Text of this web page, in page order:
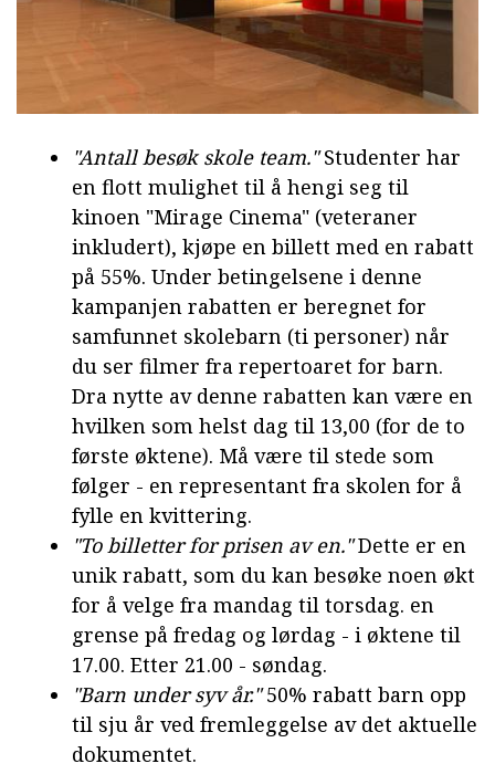
"Antall besøk skole team."Studenter har
en flott mulighet til å hengi seg til
kinoen "Mirage Cinema" (veteraner
inkludert), kjøpe en billett med en rabatt
på 55%. Under betingelsene i denne
kampanjen rabatten er beregnet for
samfunnet skolebarn (ti personer) når
du ser filmer fra repertoaret for barn.
Dra nytte av denne rabatten kan være en
hvilken som helst dag til 13,00 (for de to
første øktene). Må være til stede som
følger - en representant fra skolen for å
fylle en kvittering.
"To billetter for prisen av en."Dette er en
unik rabatt, som du kan besøke noen økt
for å velge fra mandag til torsdag. en
grense på fredag og lørdag - i øktene til
17.00. Etter 21.00 - søndag.
"Barn under syv år."50% rabatt barn opp
til sju år ved fremleggelse av det aktuelle
dokumentet.